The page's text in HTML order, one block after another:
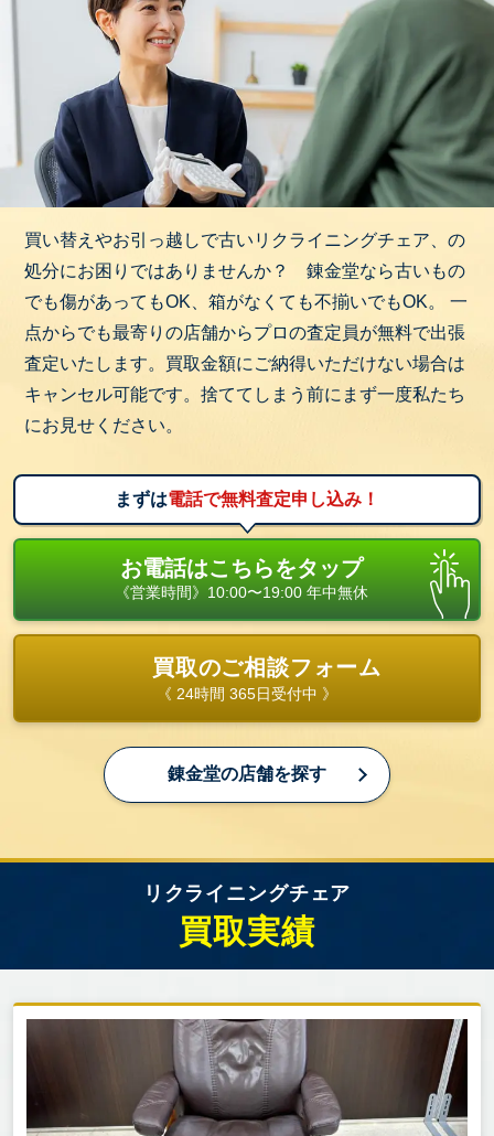
錬金堂は家具、家電、ブランド品、洋服、スポーツ
用品、アウトドア用品、楽器、小物、雑貨など、ど
んなジャンルでもOK！
壊れていても、古くても、放置していても、欠損・
欠品していても大丈夫！
まずは無料出張査定をご利用ください。プロの査定
します。
他社で断られたお品物でも、当店なら思わぬ価格が
つくことも！
お値段がつかない場合でも、可能な限り引き取りさ
せていただきます。
お申込みはお電話一本！お気軽に錬金堂へご相談く
ださい！
買い替えやお引っ越しで古いリクライニングチェア、の
処分にお困りではありませんか？ 錬金堂なら古いもの
でも傷があってもOK、箱がなくても不揃いでもOK。 一
点からでも最寄りの店舗からプロの査定員が無料で出張
査定いたします。買取金額にご納得いただけない場合は
キャンセル可能です。捨ててしまう前にまず一度私たち
にお見せください。
まずは電話で無料査定申し込み！
お電話はこちらをタップ
《営業時間》10:00〜19:00 年中無休
買取のご相談フォーム
《 24時間 365日受付中 》
錬金堂の店舗を探す
リクライニングチェア
買取実績